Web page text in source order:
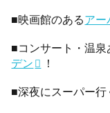
■映画館のあるアー
■コンサート・温
デン
！
■深夜にスーパー